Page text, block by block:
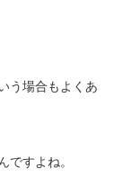
う場合もよくあ
ですよね。